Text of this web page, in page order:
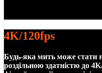
4K/120fps
Будь-яка мить може стати
роздільною здатністю до